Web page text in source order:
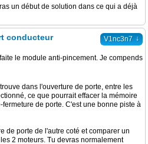
un début de solution dans ce qui a déjà
V1nc3n7 ↓
conducteur
le module anti-pincement. Je compends
dans l'ouverture de porte, entre les
ce que pourrait effacer la mémoire
de porte. C'est une bonne piste à
de porte de l'autre coté et comparer un
2 moteurs. Tu devras normalement